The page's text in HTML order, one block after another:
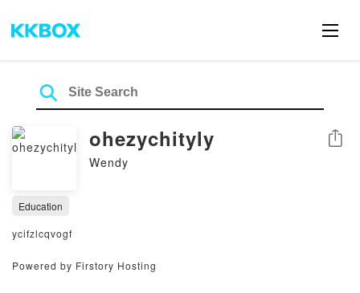
ohezychityly
Wendy
Share
Education
ycifzlcqvogf
Powered by Firstory Hosting